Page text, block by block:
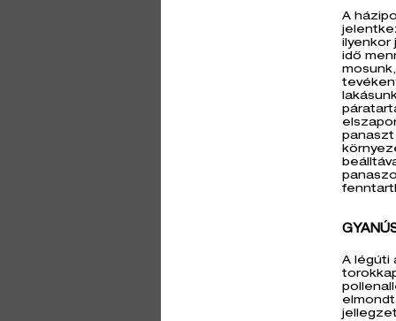
A
ilyenkor
idő
panaszt
A légúti